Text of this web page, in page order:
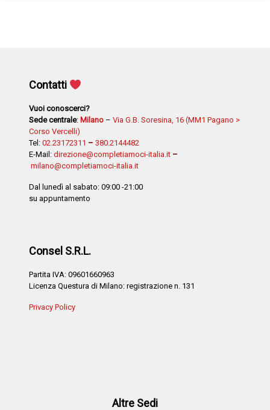
Contatti
Vuoi conoscerci?
Sede centrale: Milano – Via G.B. Soresina, 16 (MM1 Pagano >
Corso Vercelli)
Tel: 02.23172311 – 380.2144482
E-Mail: direzione@completiamoci-italia.it –
milano@completiamoci-italia.it
Dal lunedì al sabato: 09:00 -21:00
su appuntamento
Consel S.R.L.
Partita IVA: 09601660963
Licenza Questura di Milano: registrazione n. 131
Privacy Policy
Altre Sedi